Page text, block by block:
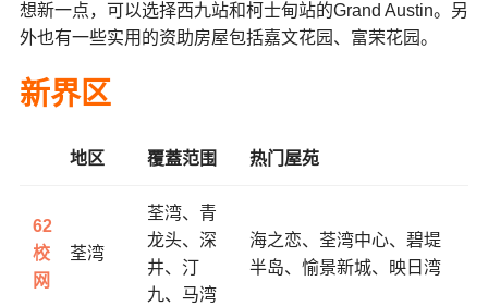
想新一点，可以选择西九站和柯士甸站的Grand Austin。另
外也有一些实用的资助房屋包括嘉文花园、富荣花园。
新界区
地区 覆蓋范围 热门屋苑
62
校
网
荃湾
荃湾、青
龙头、深
井、汀
九、马湾
海之恋、 荃湾中心、 碧堤
半岛、 愉景新城、 映日湾